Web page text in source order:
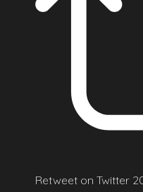
Retweet on Twitter